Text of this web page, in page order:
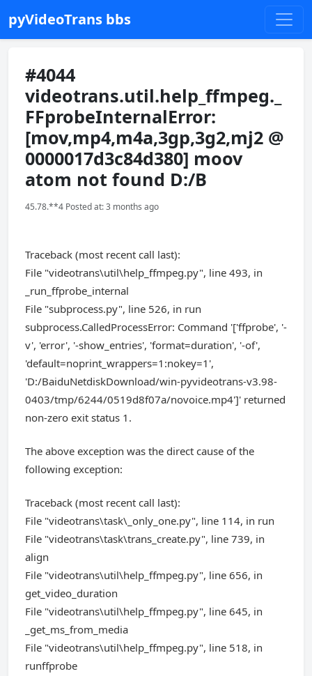
pyVideoTrans bbs
#4044
videotrans.util.help_ffmpeg._
FFprobeInternalError:
[mov,mp4,m4a,3gp,3g2,mj2 @
0000017d3c84d380] moov
atom not found D:/B
45.78.**4 Posted at: 3 months ago
Traceback (most recent call last):
File "videotrans\util\help_ffmpeg.py", line 493, in
_run_ffprobe_internal
File "subprocess.py", line 526, in run
subprocess.CalledProcessError: Command '['ffprobe', '-
v', 'error', '-show_entries', 'format=duration', '-of',
'default=noprint_wrappers=1:nokey=1',
'D:/BaiduNetdiskDownload/win-pyvideotrans-v3.98-
0403/tmp/6244/0519d8f07a/novoice.mp4']' returned
non-zero exit status 1.
The above exception was the direct cause of the
following exception:
Traceback (most recent call last):
File "videotrans\task\_only_one.py", line 114, in run
File "videotrans\task\trans_create.py", line 739, in
align
File "videotrans\util\help_ffmpeg.py", line 656, in
get_video_duration
File "videotrans\util\help_ffmpeg.py", line 645, in
_get_ms_from_media
File "videotrans\util\help_ffmpeg.py", line 518, in
runffprobe